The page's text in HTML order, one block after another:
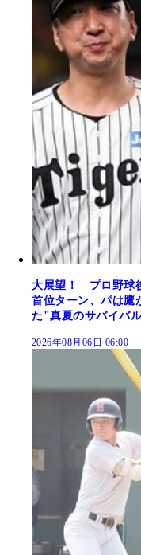
大展望！ プロ野球
首位ターン、パは鷹
た"真夏のサバイバ
2026年08月06日 06:00